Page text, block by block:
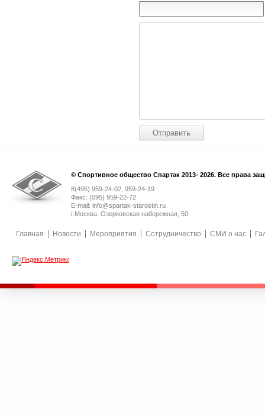
© Спортивное общество Спартак 2013- 2026. Все права
8(495) 959-24-02, 959-24-19
Факс: (095) 959-22-72
E-mail: info@spartak-starostin.ru
г.Москва, Озерковская набережная, 50
Главная Новости Мероприятия Сотрудничество СМИ о нас